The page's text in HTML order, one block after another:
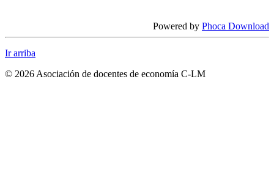
Powered by Phoca Download
Ir arriba
© 2026 Asociación de docentes de economía C-LM